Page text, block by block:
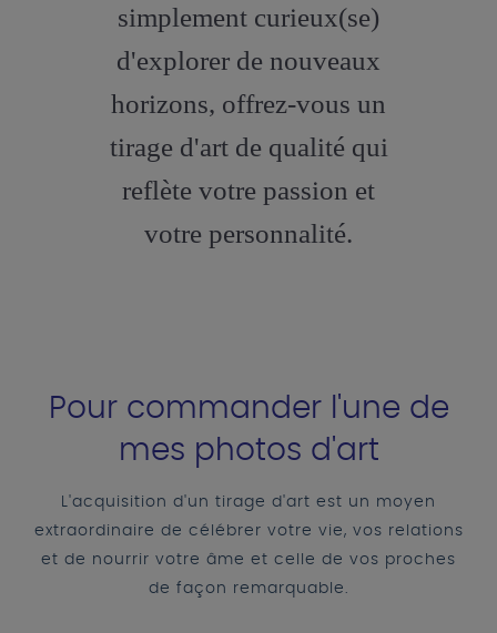
simplement curieux(se)
d'explorer de nouveaux
horizons, offrez-vous un
tirage d'art de qualité qui
reflète votre passion et
votre personnalité.
Pour commander l'une de
mes photos d'art
L'acquisition d'un tirage d'art est un moyen
extraordinaire de célébrer votre vie, vos relations
et de nourrir votre âme et celle de vos proches
de façon remarquable.